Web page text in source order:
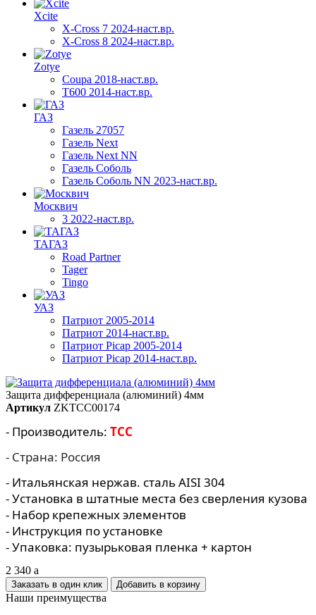
Xcite
X-Cross 7 2024-наст.вр.
X-Cross 8 2024-наст.вр.
Zotye
Coupa 2018-наст.вр.
T600 2014-наст.вр.
ГАЗ
Газель 27057
Газель Next
Газель Next NN
Газель Соболь
Газель Соболь NN 2023-наст.вр.
Москвич
3 2022-наст.вр.
ТАГАЗ
Road Partner
Tager
Tingo
УАЗ
Патриот 2005-2014
Патриот 2014-наст.вр.
Патриот Picap 2005-2014
Патриот Picap 2014-наст.вр.
Защита дифференциала (алюминий) 4мм
Артикул ZKTCC00174
- Производитель: TCC
- Страна: Россия
- Итальянская нержав. сталь AISI 304
- Установка в штатные места без сверления кузова
- Набор крепежных элементов
- Инструкция по установке
- Упаковка: пузырьковая пленка + картон
2 340 a
Заказать в один клик
Наши преимущества